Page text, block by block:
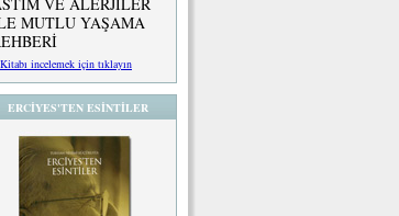
MUTLU YAŞAMA
incelemek için tıklayın
ERCİYES'TEN ESİNTİLER